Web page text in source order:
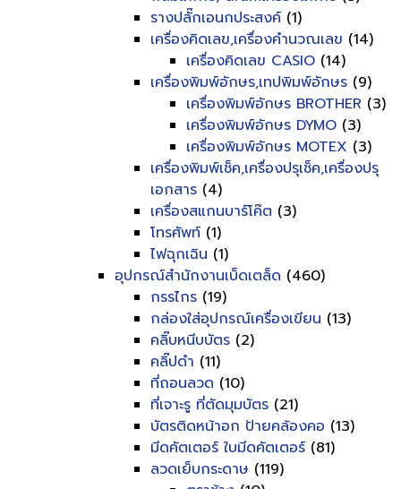
รางปลั๊กเอนกประสงค์ (1)
เครื่องคิดเลข,เครื่องคำนวณเลข (14)
เครื่องคิดเลข CASIO (14)
เครื่องพิมพ์อักษร,เทปพิมพ์อักษร (9)
เครื่องพิมพ์อักษร BROTHER (3)
เครื่องพิมพ์อักษร DYMO (3)
เครื่องพิมพ์อักษร MOTEX (3)
เครื่องพิมพ์เช็ค,เครื่องปรุเช็ค,เครื่องปรุ
เอกสาร (4)
เครื่องสแกนบาร์โค๊ต (3)
โทรศัพท์ (1)
ไฟฉุกเฉิน (1)
อุปกรณ์สำนักงานเบ็ดเตล็ด (460)
กรรไกร (19)
กล่องใส่อุปกรณ์เครื่องเขียน (13)
คลิ๊บหนีบบัตร (2)
คลิ๊ปดำ (11)
ที่ถอนลวด (10)
ที่เจาะรู ที่ตัดมุมบัตร (21)
บัตรติดหน้าอก ป้ายคล้องคอ (13)
มีดคัตเตอร์ ใบมีดคัตเตอร์ (81)
ลวดเย็บกระดาษ (119)